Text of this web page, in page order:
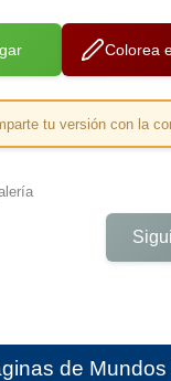
Colorea
tu versión con la
de